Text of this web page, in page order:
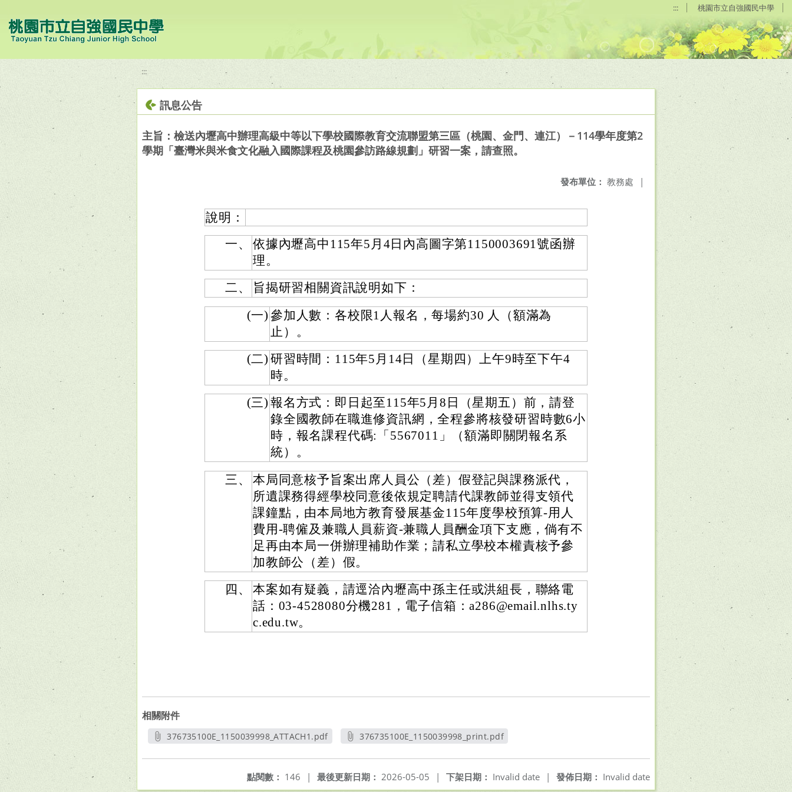
::: 桃園市立自強國民中學
:::
訊息公告
主旨：檢送內壢高中辦理高級中等以下學校國際教育交流聯盟第三區（桃園、金門、連江）－114學年度第2
學期「臺灣米與米食文化融入國際課程及桃園參訪路線規劃」研習一案，請查照。
發布單位： 教務處 |
說明：
一、
依據內壢高中115年5月4日內高圖字第1150003691號函辦
理。
二、
旨揭研習相關資訊說明如下：
(一) 參加人數：各校限1人報名，每場約30 人（額滿為
止）。
(二) 研習時間：115年5月14日（星期四）上午9時至下午4
時。
(三) 報名方式：即日起至115年5月8日（星期五）前，請登
錄全國教師在職進修資訊網，全程參將核發研習時數6小
時，報名課程代碼:「5567011」（額滿即關閉報名系
統）。
三、
本局同意核予旨案出席人員公（差）假登記與課務派代，
所遺課務得經學校同意後依規定聘請代課教師並得支領代
課鐘點，由本局地方教育發展基金115年度學校預算-用人
費用-聘僱及兼職人員薪資-兼職人員酬金項下支應，倘有不
足再由本局一併辦理補助作業；請私立學校本權責核予參
加教師公（差）假。
四、
本案如有疑義，請逕洽內壢高中孫主任或洪組長，聯絡電
話：03-4528080分機281，電子信箱：a286@email.nlhs.ty
c.edu.tw。
相關附件
376735100E_1150039998_ATTACH1.pdf
376735100E_1150039998_print.pdf
發佈日期： Invalid date
下架日期： Invalid date |
最後更新日期： 2026-05-05 |
點閱數： 146 |